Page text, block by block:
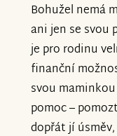
Bohužel nemá
ani jen se svou
je pro rodinu
finanční
svou
pomoc –
dopřát jí